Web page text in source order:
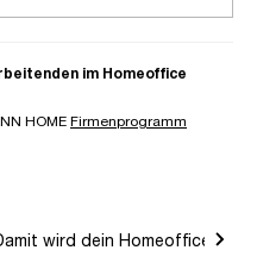
im Homeoffice
HOME Firmenprogramm
wird dein Homeoffice